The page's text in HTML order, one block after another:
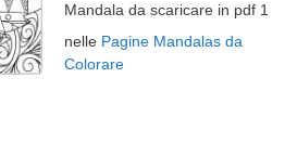
Mandala da scaricare in pdf 1
nelle Pagine Mandalas da
Colorare